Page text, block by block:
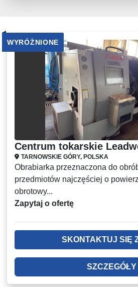
WYRÓŻNIONE
Centrum tokarskie
TARNOWSKIE GÓRY, POLSKA
Obrabiarka przeznaczona do
przedmiotów najczęściej o
obrotowy...
Zapytaj o ofertę
SKONTAKTUJ SIĘ
SZCZEGÓŁY